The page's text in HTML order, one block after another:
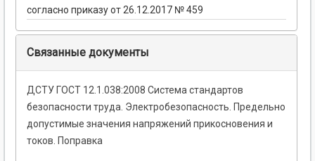
согласно приказу от 26.12.2017 № 459
Связанные документы
ДСТУ ГОСТ 12.1.038:2008 Система стандартов
безопасности труда. Электробезопасность. Предельно
допустимые значения напряжений прикосновения и
токов. Поправка